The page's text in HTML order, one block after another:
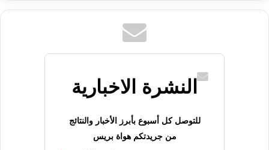
النشرة الاخبارية
للتوصل كل أسبوع بأبرز الأخبار والنتائج
من جريدتكم هواة بريس